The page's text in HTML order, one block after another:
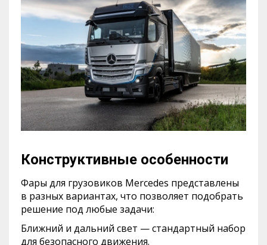
Конструктивные особенности
Фары для грузовиков Mercedes представлены
в разных вариантах, что позволяет подобрать
решение под любые задачи:
Ближний и дальний свет — стандартный набор
для безопасного движения.